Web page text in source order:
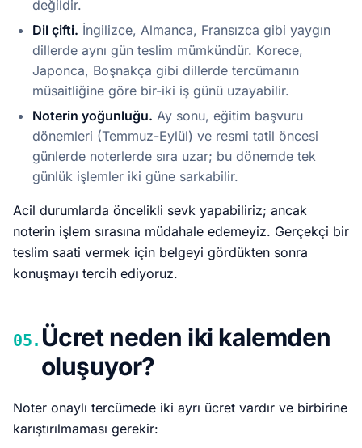
değildir.
Dil çifti. İngilizce, Almanca, Fransızca gibi yaygın
dillerde aynı gün teslim mümkündür. Korece,
Japonca, Boşnakça gibi dillerde tercümanın
müsaitliğine göre bir-iki iş günü uzayabilir.
Noterin yoğunluğu. Ay sonu, eğitim başvuru
dönemleri (Temmuz-Eylül) ve resmi tatil öncesi
günlerde noterlerde sıra uzar; bu dönemde tek
günlük işlemler iki güne sarkabilir.
Acil durumlarda öncelikli sevk yapabiliriz; ancak
noterin işlem sırasına müdahale edemeyiz. Gerçekçi bir
teslim saati vermek için belgeyi gördükten sonra
konuşmayı tercih ediyoruz.
05. Ücret neden iki kalemden
oluşuyor?
Noter onaylı tercümede iki ayrı ücret vardır ve birbirine
karıştırılmaması gerekir: